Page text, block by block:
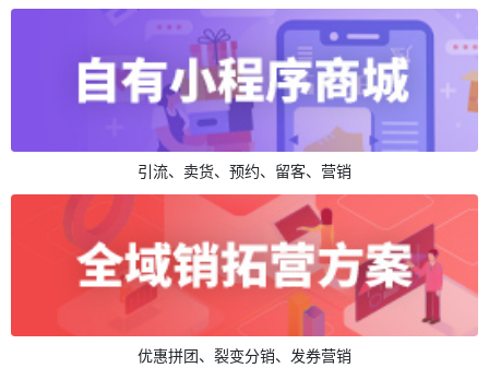
引流、卖货、预约、留客、营销
优惠拼团、裂变分销、发券营销